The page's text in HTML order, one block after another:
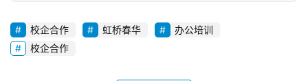
校企合作 虹桥春华
办公培训
校企合作